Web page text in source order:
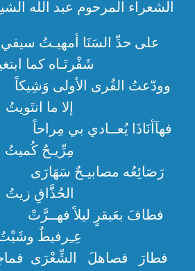
الشعراء المرحوم عبد الله
على حدِّ السَنَا
شَفْرتَـاه كما
وودّعتُ القُرى الأولى
إلا ما انتَويتُ
فهآأنَاذَا يُعــادي بي
مِرِّيـحٌ كُميتُ
رَصَائِعُه مصابيـحٌ
الحُذَّاقِ زيتُ
فطافَ بعَبقرٍ ليلاً
عِـِرفيطٌ
فطارَ فصاهلَ الشِّعْرَى